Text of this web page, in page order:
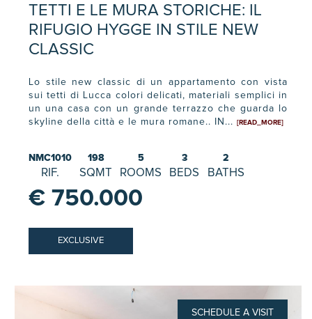
TETTI E LE MURA STORICHE: IL
RIFUGIO HYGGE IN STILE NEW
CLASSIC
Lo stile new classic di un appartamento con vista
sui tetti di Lucca colori delicati, materiali semplici in
un una casa con un grande terrazzo che guarda lo
skyline della città e le mura romane.. IN...
[READ_MORE]
NMC1010
RIF.
198
SQMT
5
ROOMS
3
BEDS
2
BATHS
€ 750.000
EXCLUSIVE
SCHEDULE A VISIT